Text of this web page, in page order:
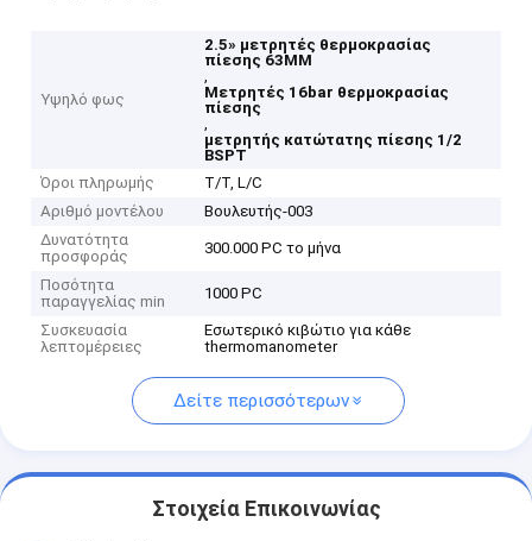
Υψηλό φως
2.5» μετρητές θερμοκρασίας
πίεσης 63MM
,
Μετρητές 16bar θερμοκρασίας
πίεσης
,
μετρητής κατώτατης πίεσης 1/2
BSPT
Όροι πληρωμής
T/T, L/C
Αριθμό μοντέλου
Βουλευτής-003
Δυνατότητα
προσφοράς
300.000 PC το μήνα
Ποσότητα
παραγγελίας min
1000 PC
Συσκευασία
λεπτομέρειες
Εσωτερικό κιβώτιο για κάθε
thermomanometer
Δείτε περισσότερων
Στοιχεία Επικοινωνίας